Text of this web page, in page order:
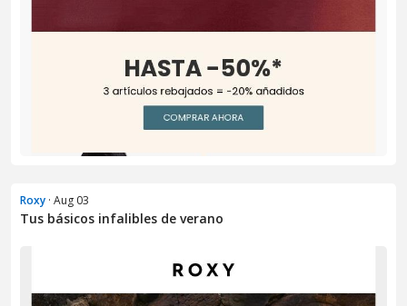
Roxy · Aug 03
Tus básicos infalibles de verano​